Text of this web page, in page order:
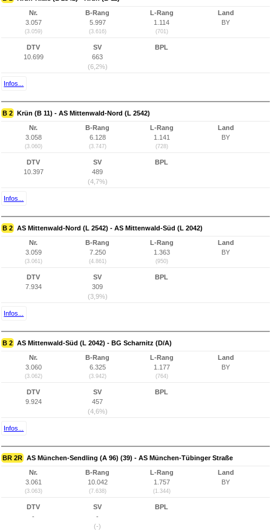
Nr.
3.057
(3.059)
B-Rang
5.997
(3.616)
L-Rang
1.114
(701)
Land
BY
DTV
10.699
SV
663
(6,2%)
BPL
Infos...
B 2 Krün (B 11) - AS Mittenwald-Nord (L 2542)
Nr.
3.058
(3.060)
B-Rang
6.128
(3.747)
L-Rang
1.141
(728)
Land
BY
DTV
10.397
SV
489
(4,7%)
BPL
Infos...
B 2 AS Mittenwald-Nord (L 2542) - AS Mittenwald-Süd (L 2042)
Nr.
3.059
(3.061)
B-Rang
7.250
(4.861)
L-Rang
1.363
(950)
Land
BY
DTV
7.934
SV
309
(3,9%)
BPL
Infos...
B 2 AS Mittenwald-Süd (L 2042) - BG Scharnitz (D/A)
Nr.
3.060
(3.062)
B-Rang
6.325
(3.942)
L-Rang
1.177
(764)
Land
BY
DTV
9.924
SV
457
(4,6%)
BPL
Infos...
BR 2R AS München-Sendling (A 96) (39) - AS München-Tübinger Straße
Nr.
3.061
(3.063)
B-Rang
10.042
(7.638)
L-Rang
1.757
(1.344)
Land
BY
DTV
-
SV
-
(-)
BPL